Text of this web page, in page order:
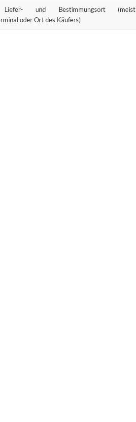
Liefer- und Bestimmungsort (meist
oder Ort des Käufers)